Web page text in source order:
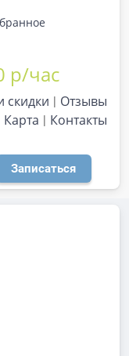
р/час
скидки
Отзывы
Карта
Контакты
Записаться